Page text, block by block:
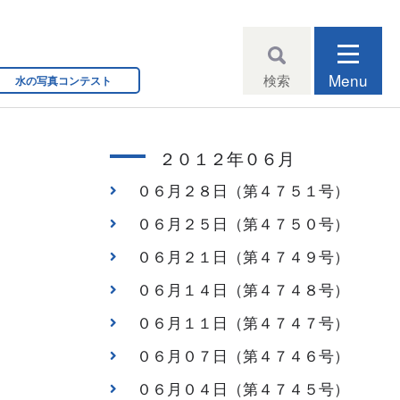
水の写真コンテスト Menu
検索
２０１２年０６月
０６月２８日（第４７５１号）
０６月２５日（第４７５０号）
０６月２１日（第４７４９号）
０６月１４日（第４７４８号）
０６月１１日（第４７４７号）
０６月０７日（第４７４６号）
０６月０４日（第４７４５号）